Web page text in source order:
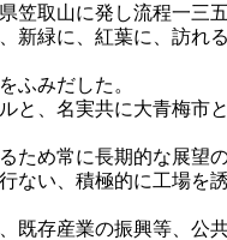
笠取山に発し流程一三
新緑に、紅葉に、訪れ
ふみだした。
と、名実共に大青梅市
ため常に長期的な展望
ない、積極的に工場を
既存産業の振興等、公